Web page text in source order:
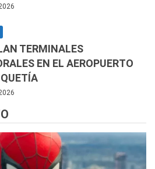
TERMINALES
EN EL AEROPUERTO